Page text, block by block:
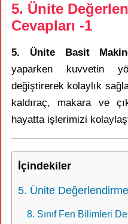
5. Ünite
Cevapları -1
5. Ünite Basit
yaparken kuvvetin
değiştirerek kolaylık
kaldıraç, makara ve
hayatta işlerimizi
İçindekiler
5. Ünite
8. Sınıf Fen Bilimleri